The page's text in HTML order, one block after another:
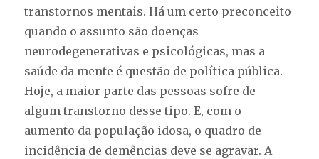
transtornos mentais. Há um certo preconceito
quando o assunto são doenças
neurodegenerativas e psicológicas, mas a
saúde da mente é questão de política pública.
Hoje, a maior parte das pessoas sofre de
algum transtorno desse tipo. E, com o
aumento da população idosa, o quadro de
incidência de demências deve se agravar. A